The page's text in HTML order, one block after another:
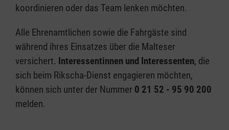
koordinieren oder das Team lenken möchten.
Alle Ehrenamtlichen sowie die Fahrgäste sind
während ihres Einsatzes über die Malteser
versichert. Interessentinnen und Interessenten, die
sich beim Rikscha-Dienst engagieren möchten,
können sich unter der Nummer 0 21 52 - 95 90 200
melden.